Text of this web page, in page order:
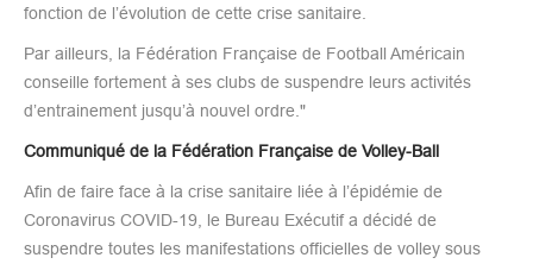
fonction de l’évolution de cette crise sanitaire.
Par ailleurs, la Fédération Française de Football Américain
conseille fortement à ses clubs de suspendre leurs activités
d’entrainement jusqu’à nouvel ordre."
Communiqué de la Fédération Française de Volley-Ball
Afin de faire face à la crise sanitaire liée à l’épidémie de
Coronavirus COVID-19, le Bureau Exécutif a décidé de
suspendre toutes les manifestations officielles de volley sous